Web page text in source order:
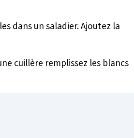
dans un saladier. Ajoutez la
cuillère remplissez les blancs